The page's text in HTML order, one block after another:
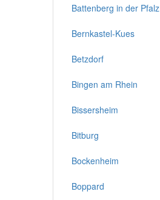
Battenberg in der Pfalz
Bernkastel-Kues
Betzdorf
Bingen am Rhein
Bissersheim
Bitburg
Bockenheim
Boppard